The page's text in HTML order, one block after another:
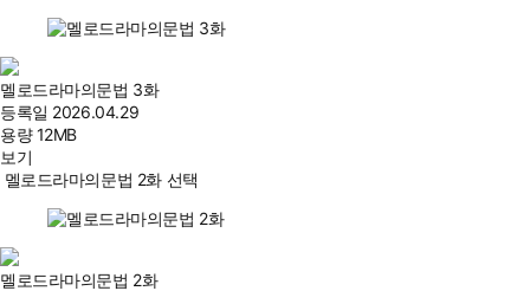
멜로드라마의문법 3화
등록일 2026.04.29
용량12MB
보기
멜로드라마의문법 2화 선택
멜로드라마의문법 2화